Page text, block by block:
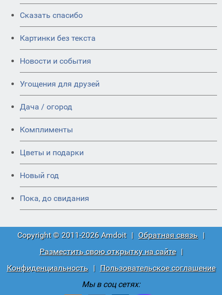
Сказать спасибо
Картинки без текста
Новости и события
Угощения для друзей
Дача / огород
Комплименты
Цветы и подарки
Новый год
Пока, до свидания
Copyright © 2011-2026 Amdoit | Обратная связь |
Разместить свою открытку на сайте
|
Конфиденциальность
|
Пользовательское соглашение
Мы в соц сетях: